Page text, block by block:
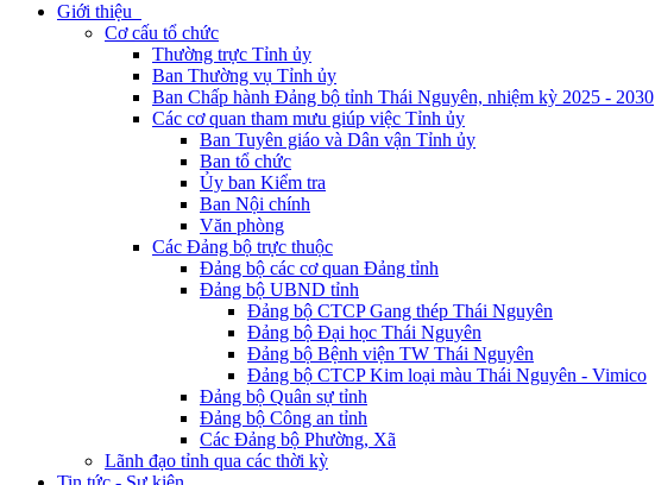
Giới thiệu
Cơ cấu tổ chức
Thường trực Tỉnh ủy
Ban Thường vụ Tỉnh ủy
Ban Chấp hành Đảng bộ tỉnh Thái Nguyên, nhiệm kỳ 2025 - 2030
Các cơ quan tham mưu giúp việc Tỉnh ủy
Ban Tuyên giáo và Dân vận Tỉnh ủy
Ban tổ chức
Ủy ban Kiểm tra
Ban Nội chính
Văn phòng
Các Đảng bộ trực thuộc
Đảng bộ các cơ quan Đảng tỉnh
Đảng bộ UBND tỉnh
Đảng bộ CTCP Gang thép Thái Nguyên
Đảng bộ Đại học Thái Nguyên
Đảng bộ Bệnh viện TW Thái Nguyên
Đảng bộ CTCP Kim loại màu Thái Nguyên - Vimico
Đảng bộ Quân sự tỉnh
Đảng bộ Công an tỉnh
Các Đảng bộ Phường, Xã
Lãnh đạo tỉnh qua các thời kỳ